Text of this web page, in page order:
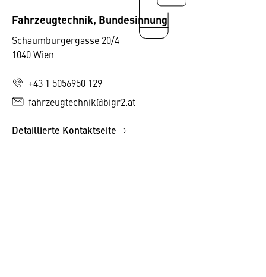
Fahrzeugtechnik, Bundesinnung
Schaumburgergasse 20/4
1040 Wien
+43 1 5056950 129
fahrzeugtechnik@bigr2.at
Detaillierte Kontaktseite